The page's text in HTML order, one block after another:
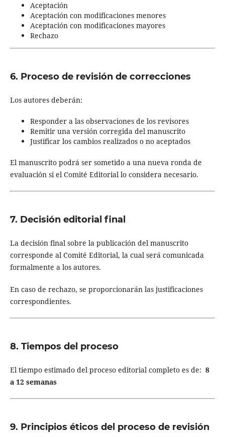
Aceptación
Aceptación con modificaciones menores
Aceptación con modificaciones mayores
Rechazo
6. Proceso de revisión de correcciones
Los autores deberán:
Responder a las observaciones de los revisores
Remitir una versión corregida del manuscrito
Justificar los cambios realizados o no aceptados
El manuscrito podrá ser sometido a una nueva ronda de
evaluación si el Comité Editorial lo considera necesario.
7. Decisión editorial final
La decisión final sobre la publicación del manuscrito
corresponde al Comité Editorial, la cual será comunicada
formalmente a los autores.
En caso de rechazo, se proporcionarán las justificaciones
correspondientes.
8. Tiempos del proceso
El tiempo estimado del proceso editorial completo es de: 8
a 12 semanas
9. Principios éticos del proceso de revisión